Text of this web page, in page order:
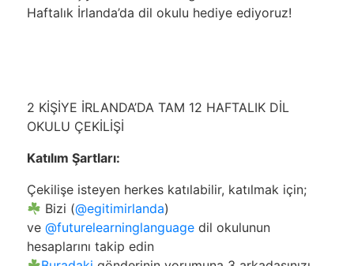
Haftalık İrlanda’da dil okulu hediye ediyoruz!
2 KİŞİYE İRLANDA’DA TAM 12 HAFTALIK DİL
OKULU ÇEKİLİŞİ
Katılım Şartları:
Çekilişe isteyen herkes katılabilir, katılmak için;
Bizi (@egitimirlanda)
ve @futurelearninglanguage dil okulunun
hesaplarını takip edin